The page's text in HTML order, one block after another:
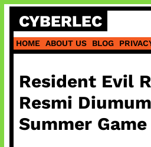
Skip
content
CYBERLEC
HOME ABOUT US BLOG
Resident Evil
Resmi
Summer